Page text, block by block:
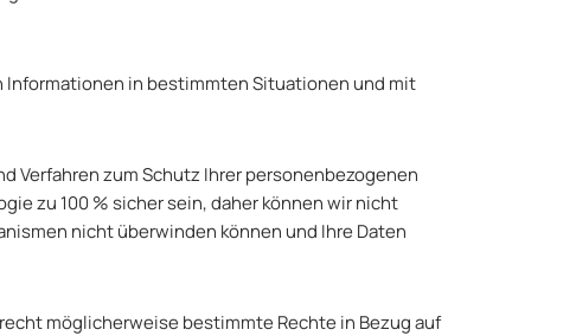
Informationen in bestimmten Situationen und mit
Verfahren zum Schutz Ihrer personenbezogenen
zu 100 % sicher sein, daher können wir nicht
nicht überwinden können und Ihre Daten
möglicherweise bestimmte Rechte in Bezug auf